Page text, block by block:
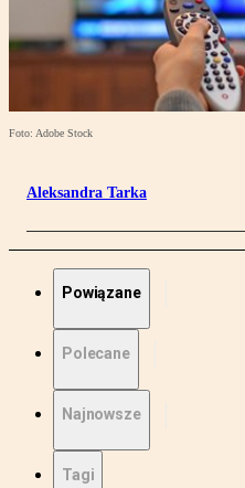
Foto: Adobe Stock
Aleksandra Tarka
Powiązane
Polecane
Najnowsze
Tagi